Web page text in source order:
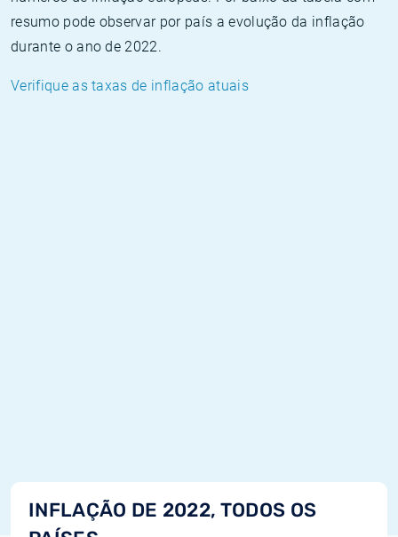
resumo pode observar por país a evolução da inflação
durante o ano de 2022.
Verifique as taxas de inflação atuais
INFLAÇÃO DE 2022, TODOS OS